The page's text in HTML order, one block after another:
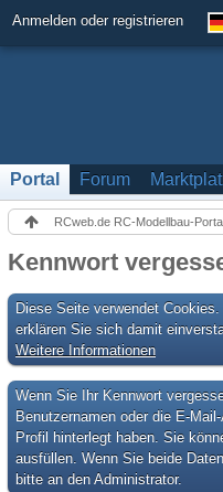
Anmelden oder registrieren
Portal Forum
RCweb.de RC-Modellbau-
Kennwort
Diese Seite verwendet
erklären Sie sich damit
Weitere Informationen
Wenn Sie Ihr Kennwort
Benutzernamen oder die E-
Profil hinterlegt haben. Sie
ausfüllen. Wenn Sie beide
bitte an den Administrator.